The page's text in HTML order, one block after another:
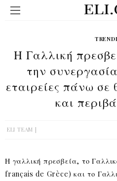
Η Γαλλική
την
εταιρείες πάνω σε
και
ELI TEAM
Η γαλλική πρεσβεία, το
français de Grèce) και το